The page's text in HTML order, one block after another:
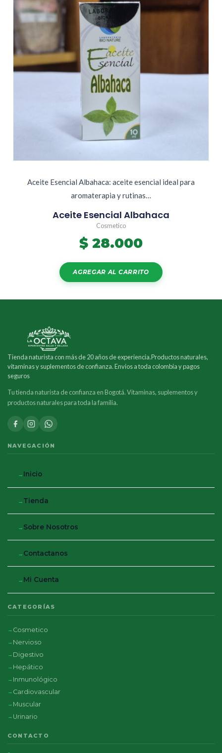
Aceite Esencial Albahaca: aceite esencial ideal para
aromaterapia y rutinas…
Aceite Esencial Albahaca
Cosmetico
$ 28.000
AGREGAR AL CARRITO
Tienda naturista con más de 20 años de experiencia.Productos naturales,
vitaminas y suplementos de confianza. Envios a toda colombia y pagos
seguros
Tu tienda naturista de confianza en Bogotá. Vitaminas, suplementos y
productos naturales para toda la familia.
NAVEGACIÓN
Inicio
Tienda
Sobre Nosotros
Contactanos
Mi Cuenta
CATEGORÍAS
Cosmetico
Nervioso
Digestivo
Hepático
Inmunológico
Cardiovascular
Muscular
Urinario
CONTACTO